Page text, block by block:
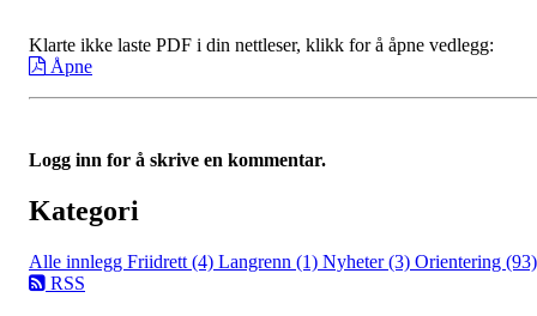
Klarte ikke laste PDF i din nettleser, klikk for å åpne vedlegg:
Åpne
Logg inn for å skrive en kommentar.
Kategori
Alle innlegg Friidrett (4) Langrenn (1) Nyheter (3) Orientering (93)
RSS